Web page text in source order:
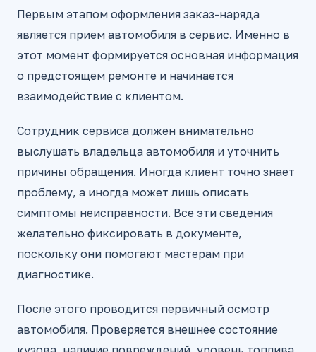
Первым этапом оформления заказ-наряда
является прием автомобиля в сервис. Именно в
этот момент формируется основная информация
о предстоящем ремонте и начинается
взаимодействие с клиентом.
Сотрудник сервиса должен внимательно
выслушать владельца автомобиля и уточнить
причины обращения. Иногда клиент точно знает
проблему, а иногда может лишь описать
симптомы неисправности. Все эти сведения
желательно фиксировать в документе,
поскольку они помогают мастерам при
диагностике.
После этого проводится первичный осмотр
автомобиля. Проверяется внешнее состояние